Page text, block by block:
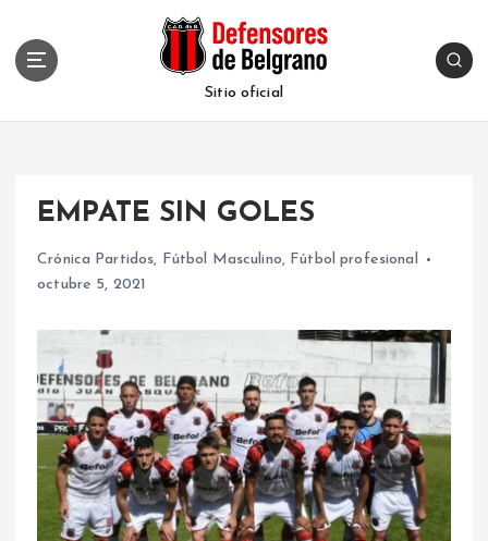
Sitio oficial
EMPATE SIN GOLES
Crónica Partidos, Fútbol Masculino, Fútbol profesional
octubre 5, 2021